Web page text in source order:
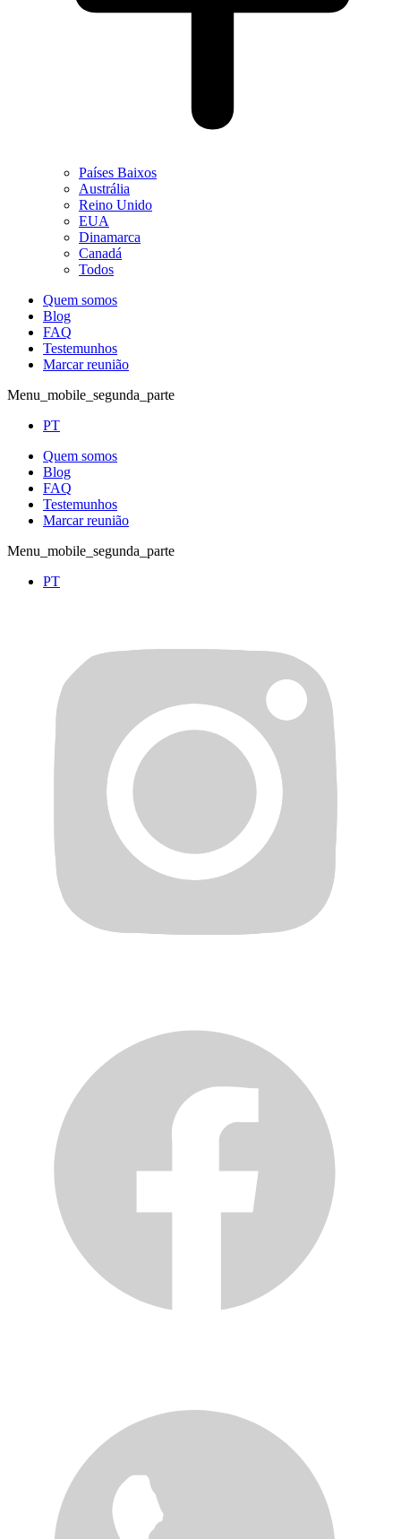
Países Baixos
Austrália
Reino Unido
EUA
Dinamarca
Canadá
Todos
Quem somos
Blog
FAQ
Testemunhos
Marcar reunião
Menu_mobile_segunda_parte
PT
Quem somos
Blog
FAQ
Testemunhos
Marcar reunião
Menu_mobile_segunda_parte
PT